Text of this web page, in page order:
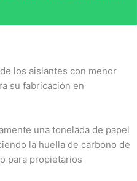
los aislantes con menor
su fabricación en
una tonelada de papel
la huella de carbono de
para propietarios